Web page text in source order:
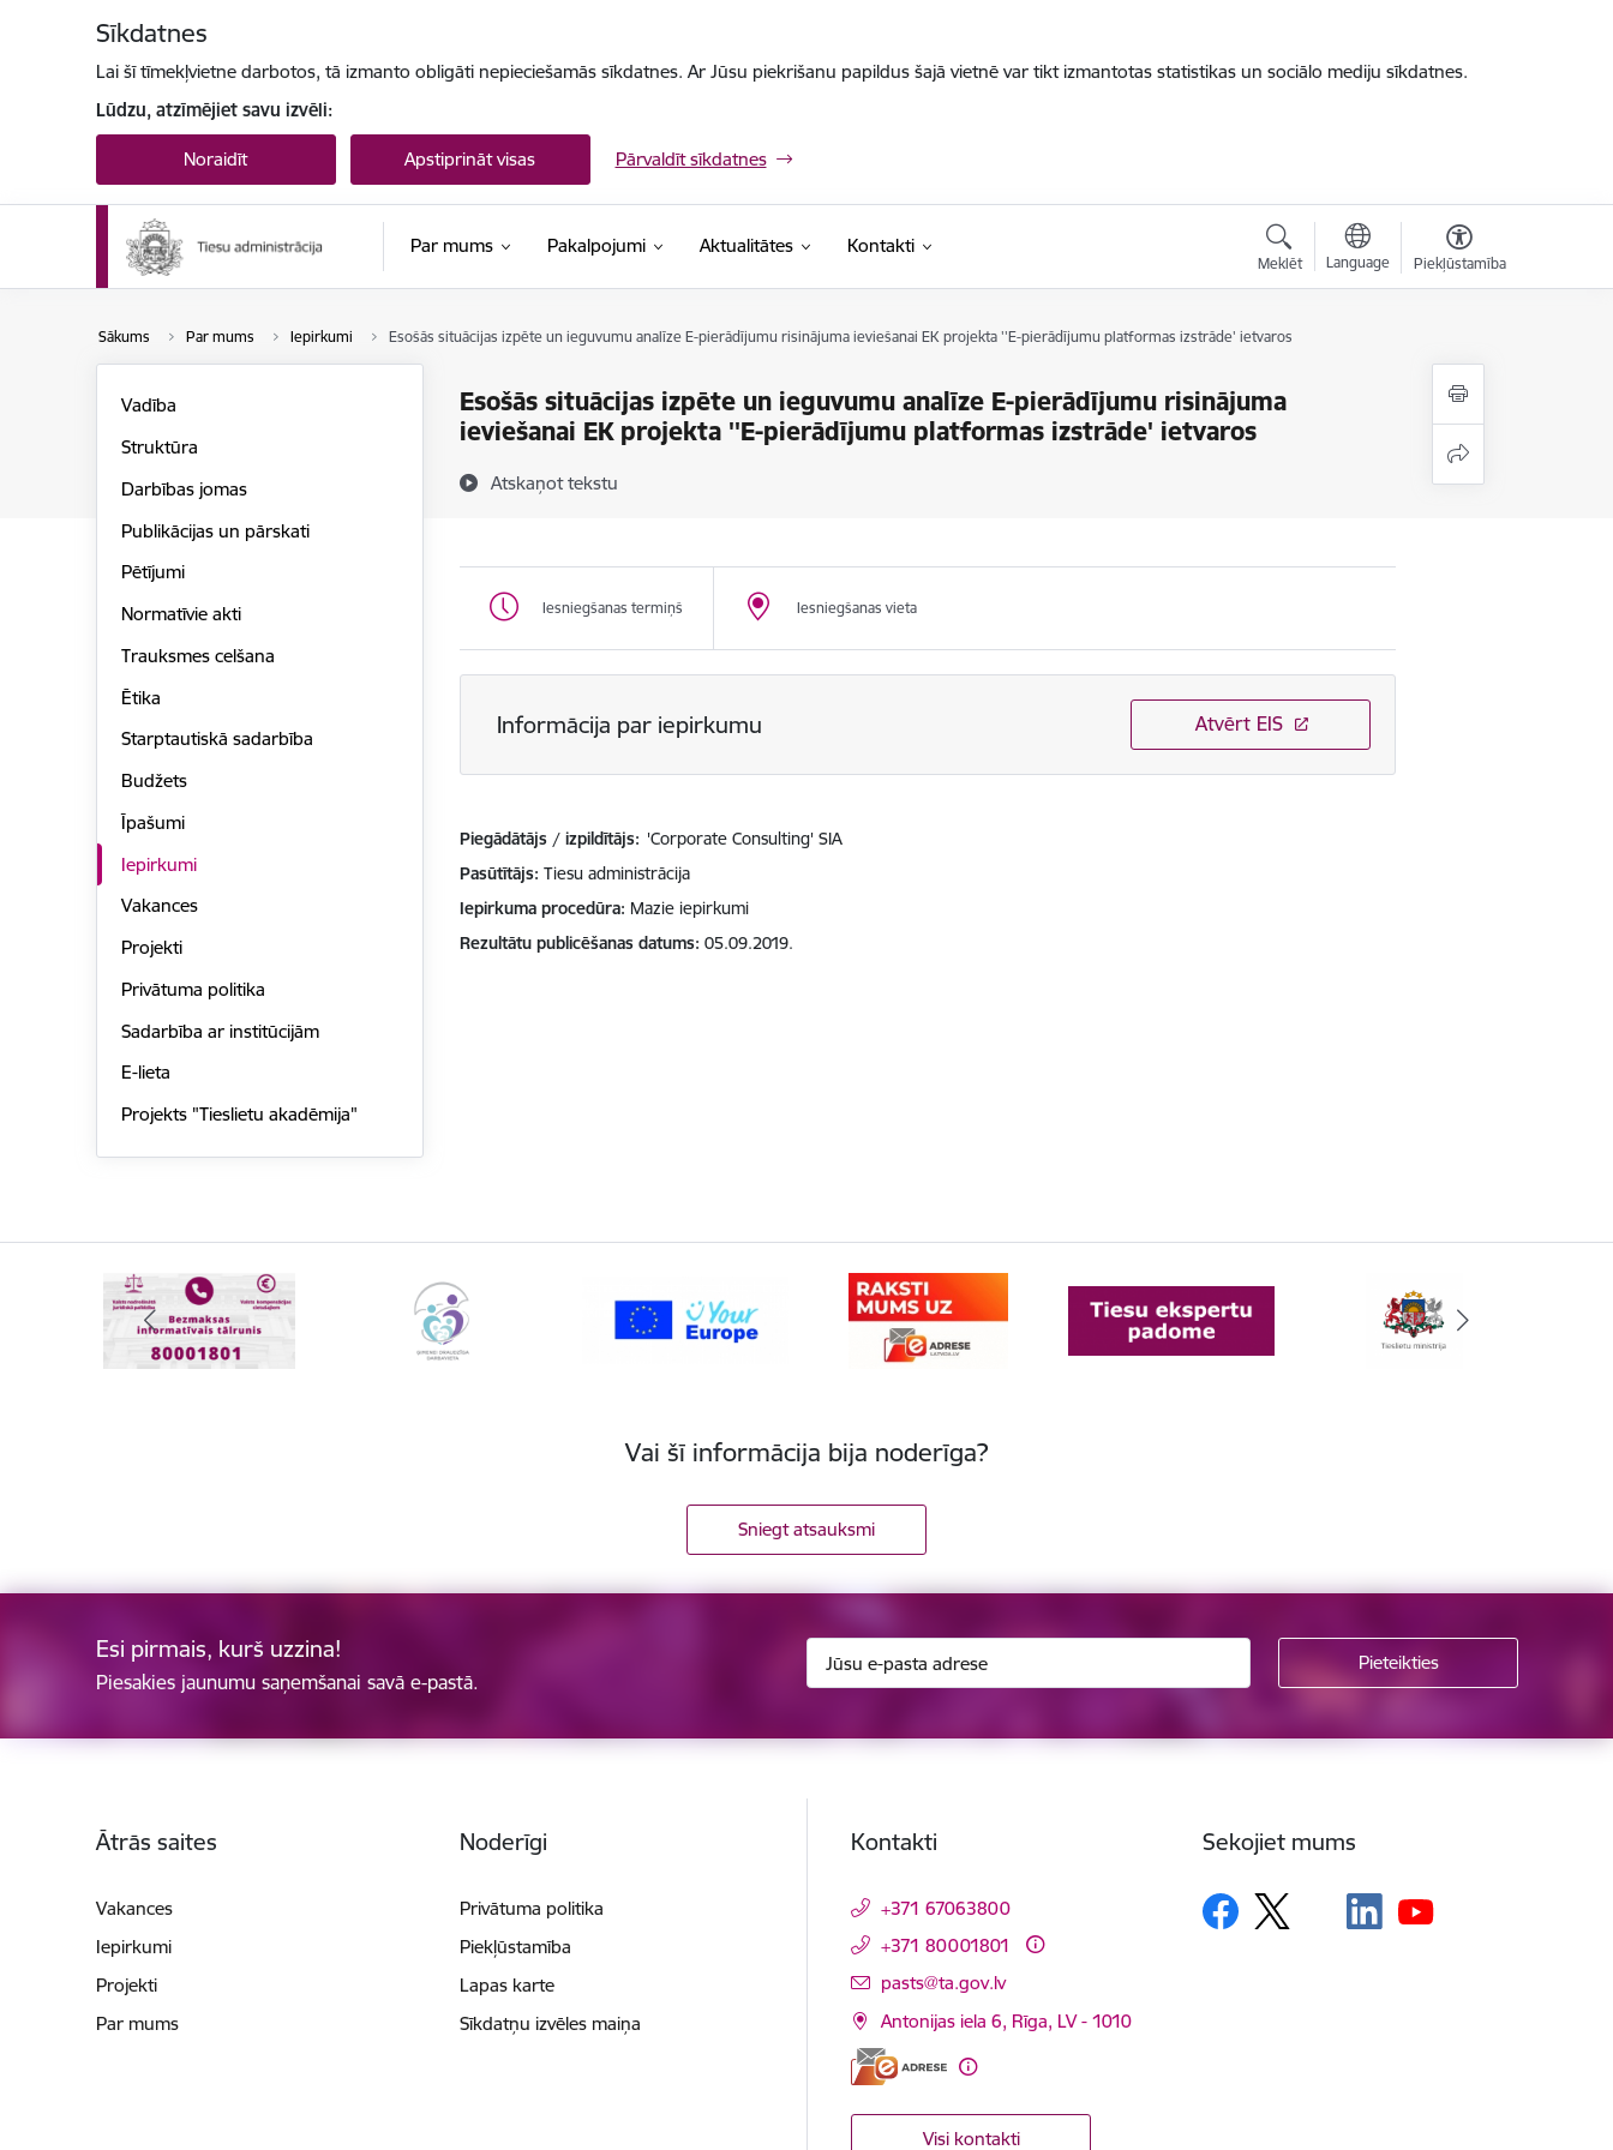
Sīkdatnes
Lai šī tīmekļvietne darbotos, tā izmanto obligāti nepieciešamās sīkdatnes. Ar Jūsu piekrišanu papildus šajā vietnē var tikt izmantotas statistikas un sociālo mediju sīkdatnes.
Lūdzu, atzīmējiet savu izvēli:
Noraidīt Apstiprināt visas Pārvaldīt sīkdatnes
Par mums Pakalpojumi Aktualitātes Kontakti
Meklēt Language Piekļūstamība
Sākums Par mums Iepirkumi Esošās situācijas izpēte un ieguvumu analīze E-pierādījumu risinājuma ieviešanai EK projekta ''E-pierādījumu platformas izstrāde' ietvaros
Esošās situācijas izpēte un ieguvumu analīze E-pierādījumu risinājuma
ieviešanai EK projekta ''E-pierādījumu platformas izstrāde' ietvaros
Atskaņot tekstu
Vadība
Struktūra
Darbības jomas
Publikācijas un pārskati
Pētījumi
Normatīvie akti
Trauksmes celšana
Ētika
Starptautiskā sadarbība
Budžets
Īpašumi
Iepirkumi
Vakances
Projekti
Privātuma politika
Sadarbība ar institūcijām
E-lieta
Projekts "Tieslietu akadēmija"
Iesniegšanas termiņš Iesniegšanas vieta
Informācija par iepirkumu Atvērt EIS
Piegādātājs / izpildītājs: 'Corporate Consulting' SIA
Pasūtītājs Tiesu administrācija
Iepirkuma procedūra Mazie iepirkumi
Rezultātu publicēšanas datums 05.09.2019.
Vai šī informācija bija noderīga?
Sniegt atsauksmi
Esi pirmais, kurš uzzina!
Piesakies jaunumu saņemšanai savā e-pastā.
Ātrās saites
Vakances
Iepirkumi
Projekti
Par mums
Noderīgi
Privātuma politika
Piekļūstamība
Lapas karte
Sīkdatņu izvēles maiņa
Kontakti
+371 67063800
+371 80001801
E-pasts:
pasts@ta.gov.lv
Antonijas iela 6, Rīga, LV - 1010
Visi kontakti
Sekojiet mums